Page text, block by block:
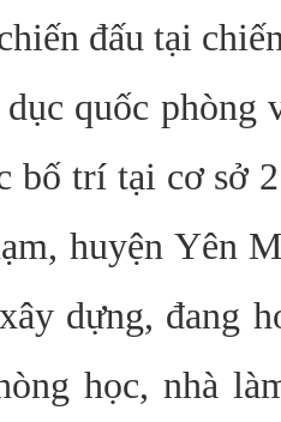
đấu tại
quốc
bố trí tại cơ sở
huyện Yên
dựng, đang
học, nhà